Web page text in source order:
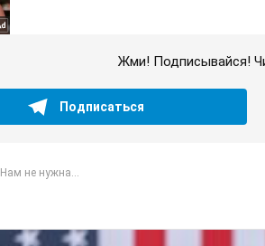
Жми! Подписывайся!
Подписаться
Нам не нужна...